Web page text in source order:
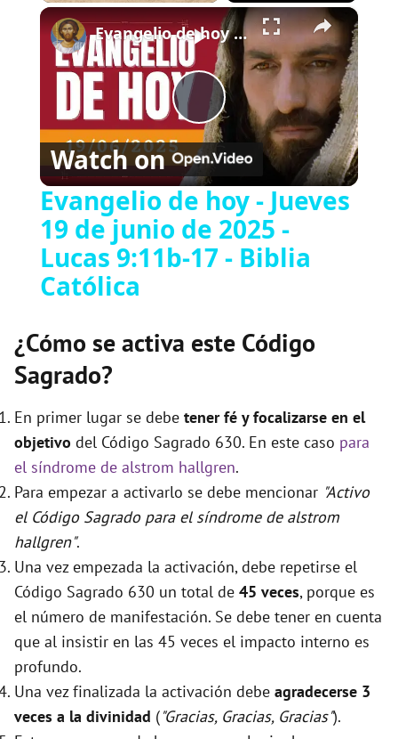
Fullscreen ×
P
l
a
V
d
e
Evangelio de hoy - Jueves 19 de junio de 2025 - Lucas 9:11b-17 - Biblia Católica
Watch on
Evangelio de hoy - Jueves
19 de junio de 2025 -
Lucas 9:11b-17 - Biblia
Católica
¿Cómo se activa este Código
Sagrado?
En primer lugar se debe tener fé y focalizarse en el
objetivo del Código Sagrado 630. En este caso para
el síndrome de alstrom hallgren.
Para empezar a activarlo se debe mencionar "Activo
el Código Sagrado para el síndrome de alstrom
hallgren".
Una vez empezada la activación, debe repetirse el
Código Sagrado 630 un total de 45 veces, porque es
el número de manifestación. Se debe tener en cuenta
que al insistir en las 45 veces el impacto interno es
profundo.
Una vez finalizada la activación debe agradecerse 3
veces a la divinidad ("Gracias, Gracias, Gracias").